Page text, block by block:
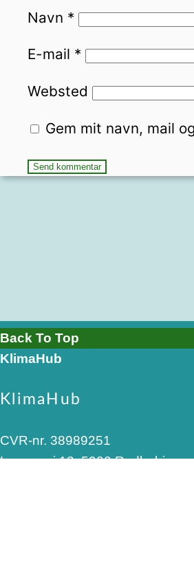
Navn *
E-mail *
Websted
Gem mit navn, mail
Back To Top
KlimaHub
KlimaHub
CVR-nr. 38989251
Langøvej 13, 5900 Rudkøbing